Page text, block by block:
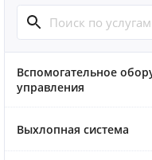
Вспомогательное
управления
Выхлопная система